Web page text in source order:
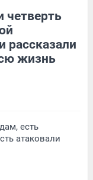
рассказали
жизнь
есть
атаковали